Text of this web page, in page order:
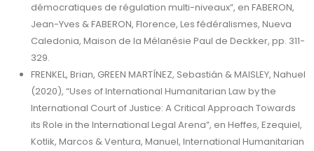
démocratiques de régulation multi-niveaux”, en FABERON,
Jean-Yves & FABERON, Florence, Les fédéralismes, Nueva
Caledonia, Maison de la Mélanésie Paul de Deckker, pp. 311-
329.
FRENKEL, Brian, GREEN MARTÍNEZ, Sebastián & MAISLEY, Nahuel
(2020), “Uses of International Humanitarian Law by the
International Court of Justice: A Critical Approach Towards
its Role in the International Legal Arena”, en Heffes, Ezequiel,
Kotlik, Marcos & Ventura, Manuel, International Humanitarian